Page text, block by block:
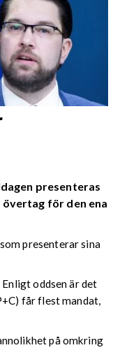
presenteras
för den ena
presenterar sina
oddsen är det
får flest mandat,
på omkring